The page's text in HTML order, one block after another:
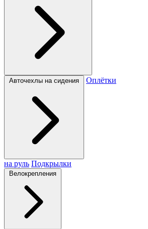
Авточехлы на сидения Оплётки
на руль Подкрылки
Велокрепления